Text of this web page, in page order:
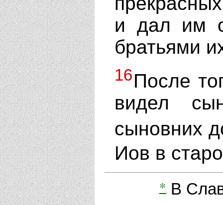
и дал им
братьями
16После
видел
сыновних
Иов в
* В